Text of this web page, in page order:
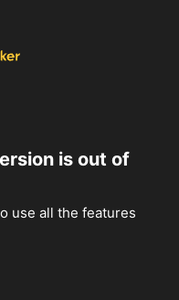
is out of
use all the features